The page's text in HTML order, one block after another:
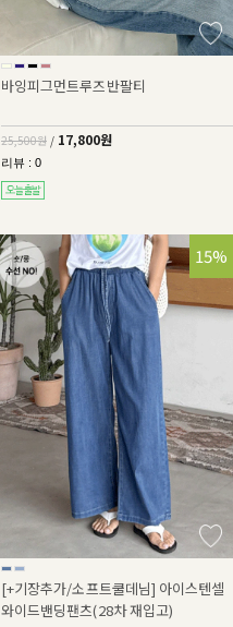
바잉피그먼트루즈반팔티
25,500원 / 17,800원
리뷰 : 0
32%
15%
[+기장추가/소프트쿨데님] 아이스텐셀
와이드밴딩팬츠(28차 재입고)